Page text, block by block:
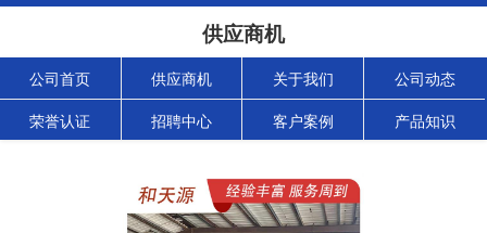
供应商机
公司首页 供应商机 关于我们 公司动态
荣誉认证 招聘中心 客户案例 产品知识